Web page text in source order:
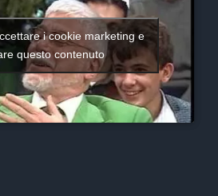
i cookie marketing e
questo contenuto